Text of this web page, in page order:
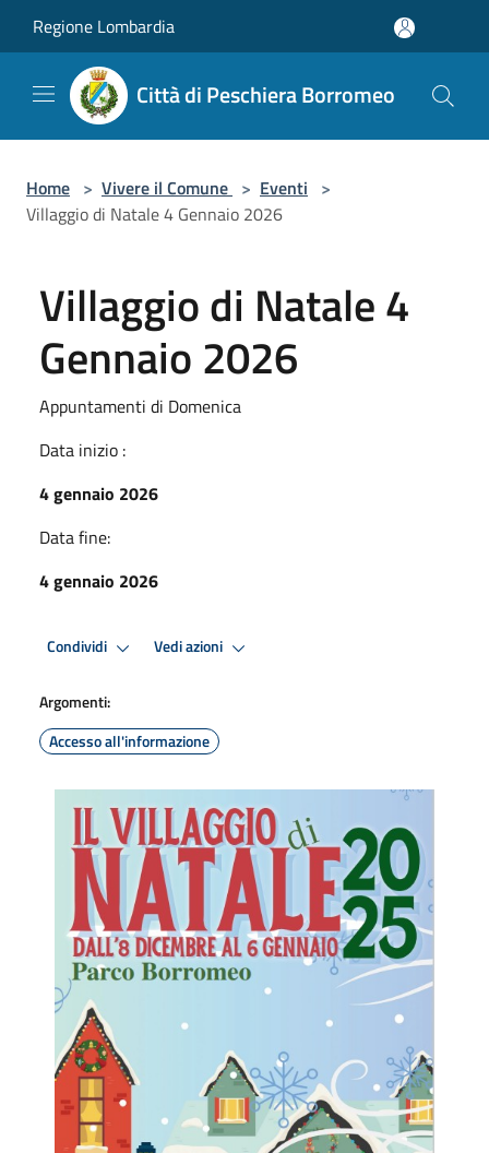
Regione Lombardia
Città di Peschiera Borromeo
Home > Vivere il Comune > Eventi >
Villaggio di Natale 4 Gennaio 2026
Villaggio di Natale 4
Gennaio 2026
Appuntamenti di Domenica
Data inizio :
4 gennaio 2026
Data fine:
4 gennaio 2026
Condividi Vedi azioni
Argomenti:
Accesso all'informazione